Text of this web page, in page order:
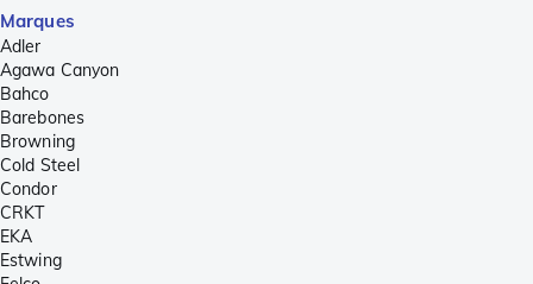
Marques
Adler
Agawa Canyon
Bahco
Barebones
Browning
Cold Steel
Condor
CRKT
EKA
Estwing